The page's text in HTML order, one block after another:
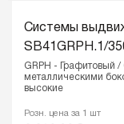
Системы
SB41GRPH.1/
GRPH - Графитовый
металлическими
высокие
Розн. цена за 1 шт